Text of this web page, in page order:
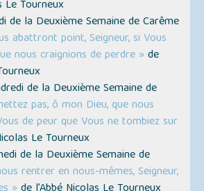
Le Tourneux
de la Deuxième Semaine de Carême
abattront point, Seigneur, si Vous
nous craignions de perdre » de
de la Deuxième Semaine de
pas, ô mon Dieu, que nous
de peur que Vous ne tombiez sur
Le Tourneux
de la Deuxième Semaine de
rentrer en nous-mêmes, Seigneur,